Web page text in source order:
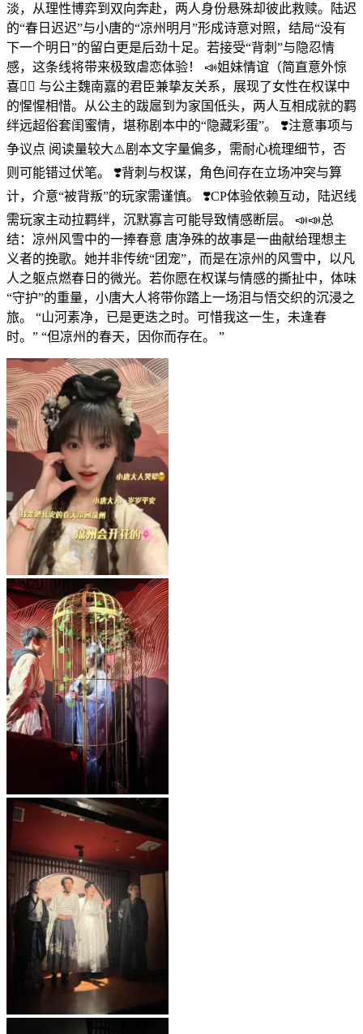
淡，从理性博弈到双向奔赴，两人身份悬殊却彼此救赎。陆迟
的“春日迟迟”与小唐的“凉州明月”形成诗意对照，结局“没有
下一个明日”的留白更是后劲十足。若接受“背刺”与隐忍情
感，这条线将带来极致虐恋体验！ 📣姐妹情谊（简直意外惊
喜✌🏻 与公主魏南嘉的君臣兼挚友关系，展现了女性在权谋中
的惺惺相惜。从公主的跋扈到为家国低头，两人互相成就的羁
绊远超俗套闺蜜情，堪称剧本中的“隐藏彩蛋”。 ❣️注意事项与
争议点 阅读量较大⚠️剧本文字量偏多，需耐心梳理细节，否
则可能错过伏笔。 ❣️背刺与权谋，角色间存在立场冲突与算
计，介意“被背叛”的玩家需谨慎。 ❣️CP体验依赖互动，陆迟线
需玩家主动拉羁绊，沉默寡言可能导致情感断层。 📣📣总
结：凉州风雪中的一捧春意 唐净殊的故事是一曲献给理想主
义者的挽歌。她并非传统“团宠”，而是在凉州的风雪中，以凡
人之躯点燃春日的微光。若你愿在权谋与情感的撕扯中，体味
“守护”的重量，小唐大人将带你踏上一场泪与悟交织的沉浸之
旅。 “山河素净，已是更迭之时。可惜我这一生，未逢春
时。” “但凉州的春天，因你而存在。 ”